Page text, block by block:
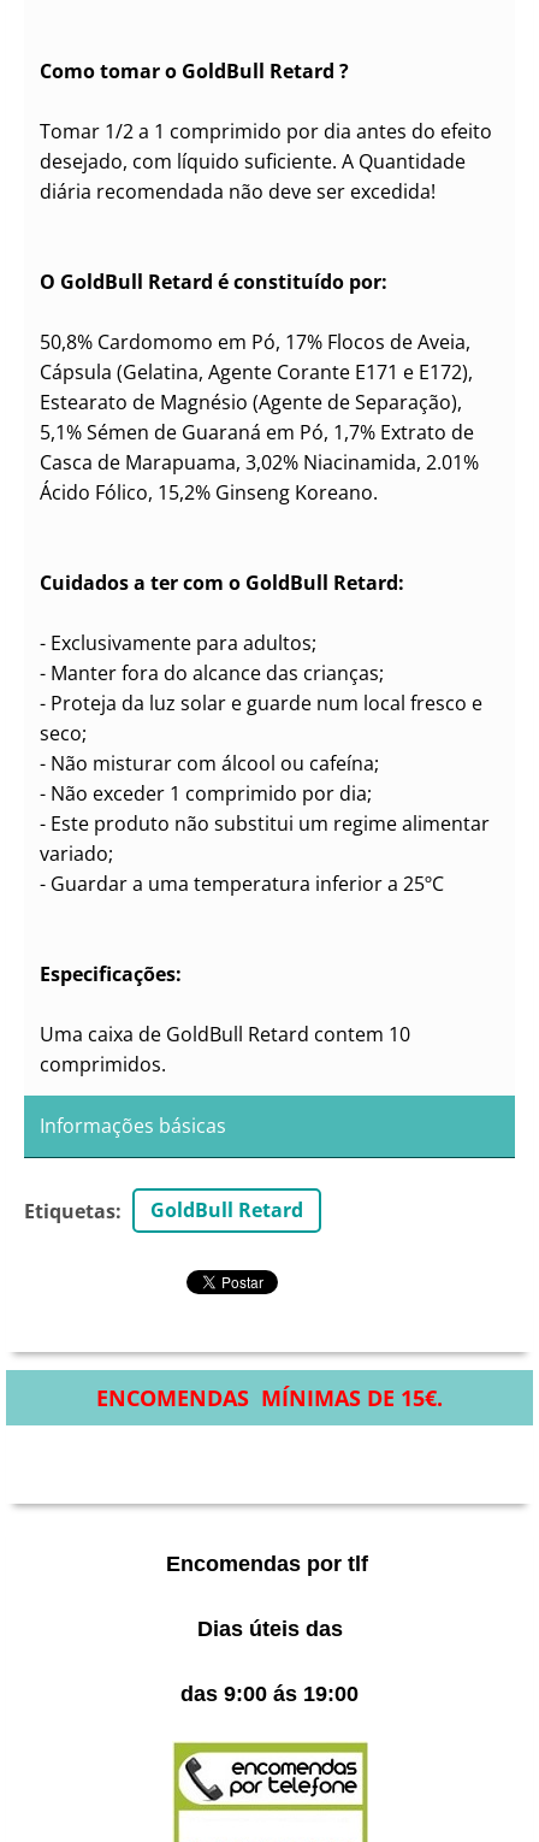
Como tomar o GoldBull Retard ?
Tomar 1/2 a 1 comprimido por dia antes do efeito
desejado, com líquido suficiente. A Quantidade
diária recomendada não deve ser excedida!
O GoldBull Retard é constituído por:
50,8% Cardomomo em Pó, 17% Flocos de Aveia,
Cápsula (Gelatina, Agente Corante E171 e E172),
Estearato de Magnésio (Agente de Separação),
5,1% Sémen de Guaraná em Pó, 1,7% Extrato de
Casca de Marapuama, 3,02% Niacinamida, 2.01%
Ácido Fólico, 15,2% Ginseng Koreano.
Cuidados a ter com o GoldBull Retard:
- Exclusivamente para adultos;
- Manter fora do alcance das crianças;
- Proteja da luz solar e guarde num local fresco e
seco;
- Não misturar com álcool ou cafeína;
- Não exceder 1 comprimido por dia;
- Este produto não substitui um regime alimentar
variado;
- Guardar a uma temperatura inferior a 25ºC
Especificações:
Uma caixa de GoldBull Retard contem 10
comprimidos.
Informações básicas
Etiquetas: GoldBull Retard
ENCOMENDAS MÍNIMAS DE 15€.
Encomendas por tlf
Dias úteis das
das 9:00 ás 19:00